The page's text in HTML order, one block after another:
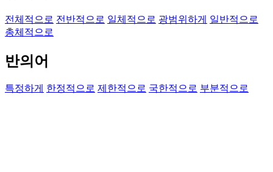
전체적으로 전반적으로 일체적으로 광범위하게 일반적으로
총체적으로
반의어
특정하게 한정적으로 제한적으로 국한적으로 부분적으로